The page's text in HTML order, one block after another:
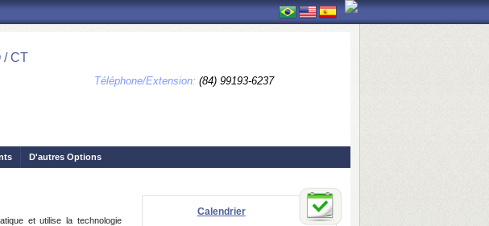
/ CT
Téléphone/Extension: (84) 99193-6237
D'autres Options
et utilise la technologie
Calendrier